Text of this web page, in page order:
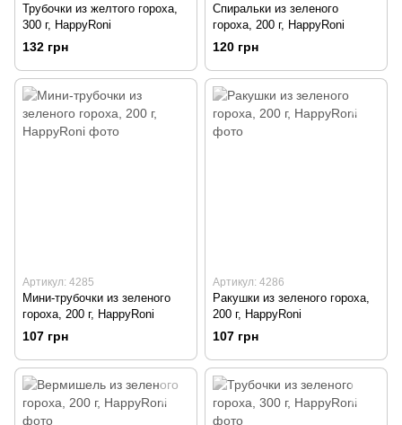
Трубочки из желтого гороха,
300 г, HappyRoni
132 грн
Спиральки из зеленого
гороха, 200 г, HappyRoni
120 грн
Артикул: 4285
Мини-трубочки из зеленого
гороха, 200 г, HappyRoni
107 грн
Артикул: 4286
Ракушки из зеленого гороха,
200 г, HappyRoni
107 грн